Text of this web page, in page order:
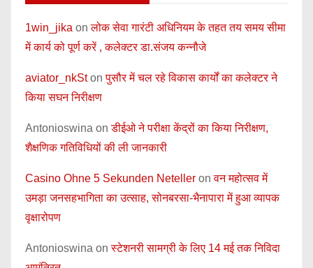
1win_jika onलोक सेवा गारंटी अधिनियम के तहत तय समय सीमा
में कार्य को पूर्ण करें , कलेक्टर डा.संजय कन्नौजे
aviator_nkStonपुसौर में चल रहे विकास कार्यों का कलेक्टर ने
किया सघन निरीक्षण
Antonioswina onडीईओ ने परीक्षा केंद्रों का किया निरीक्षण,
शैक्षणिक गतिविधियों की ली जानकारी
Casino Ohne 5 Sekunden Neteller onवन महोत्सव में
उमड़ा जनसहभागिता का उत्साह, सोनबरसा-भैनापारा में हुआ व्यापक
वृक्षारोपण
Antonioswina onस्टेशनरी सामग्री के लिए 14 मई तक निविदा